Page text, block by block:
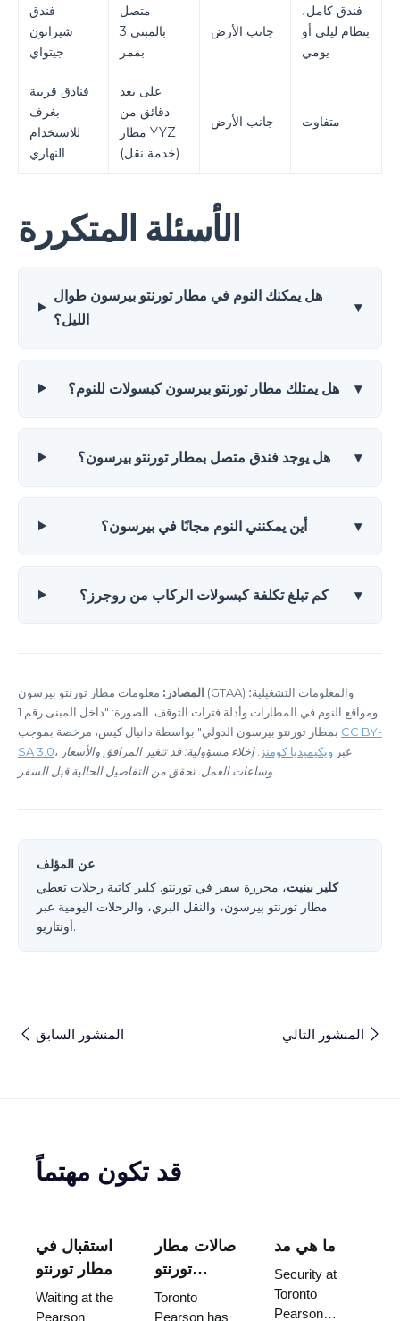
فندق
شيراتون
جيتواي
متصل
بالمبنى 3
بممر
جانب الأرض
فندق كامل،
بنظام ليلي أو
يومي
فنادق قريبة
بغرف
للاستخدام
النهاري
على بعد
دقائق من
مطار YYZ
(خدمة نقل)
جانب الأرض متفاوت
الأسئلة المتكررة
هل يمكنك النوم في مطار تورنتو بيرسون طوال
الليل؟
▾
هل يمتلك مطار تورنتو بيرسون كبسولات للنوم؟ ▾
هل يوجد فندق متصل بمطار تورنتو بيرسون؟ ▾
أين يمكنني النوم مجانًا في بيرسون؟ ▾
كم تبلغ تكلفة كبسولات الركاب من روجرز؟ ▾
المصادر: معلومات مطار تورنتو بيرسون (GTAA) والمعلومات التشغيلية؛
ومواقع النوم في المطارات وأدلة فترات التوقف. الصورة: "داخل المبنى رقم 1
CC BY-
SA 3.0
، عبر ويكيميديا كومنز .إخلاء مسؤولية: قد تتغير المرافق والأسعار
وساعات العمل. تحقق من التفاصيل الحالية قبل السفر.
عن المؤلف
كلير بينيت، محررة سفر في تورنتو. كلير كاتبة رحلات تغطي
مطار تورنتو بيرسون، والنقل البري، والرحلات اليومية عبر
أونتاريو.
المنشور السابق المنشور التالي
قد تكون مهتماً
استقبال في
مطار تورنتو
بيرسون: أين
تنتظر ومن
Waiting at the
Pearson
صالات مطار
تورنتو
بيرسون: أي
منها يمكنك
Toronto
Pearson has
ما هي مد
Security at
Toronto
Pearson